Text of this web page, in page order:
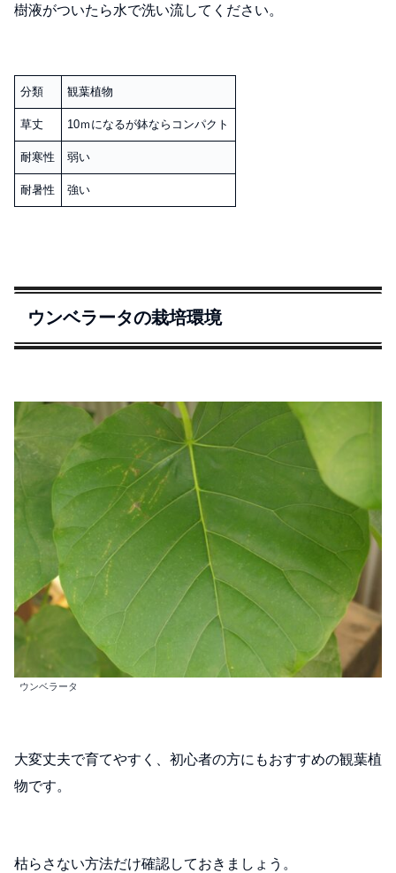
樹液がついたら水で洗い流してください。
分類 観葉植物
草丈 10ｍになるが鉢ならコンパクト
耐寒性 弱い
耐暑性 強い
ウンベラータの栽培環境
ウンベラータ
大変丈夫で育てやすく、初心者の方にもおすすめの観葉植
物です。
枯らさない方法だけ確認しておきましょう。